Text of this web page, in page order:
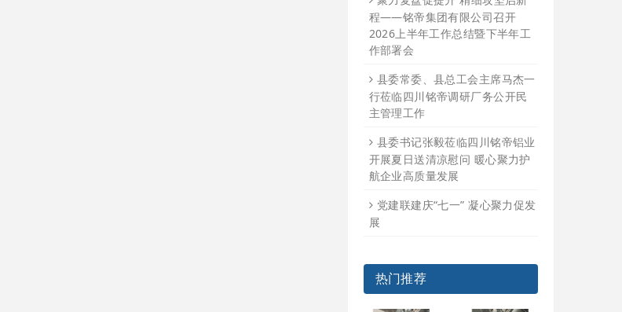
程——铭帝集团有限公司召开
2026上半年工作总结暨下半年工
作部署会
县委常委、县总工会主席马杰一
行莅临四川铭帝调研厂务公开民
主管理工作
县委书记张毅莅临四川铭帝铝业
开展夏日送清凉慰问 暖心聚力护
航企业高质量发展
党建联建庆“七一” 凝心聚力促发
展
热门推荐